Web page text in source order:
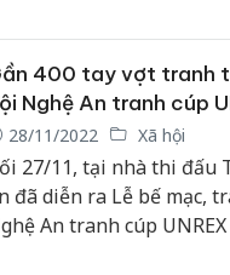
400 tay vợt tranh
Nghệ An tranh cúp
28/11/2022 Xã hội
27/11, tại nhà thi đấu
đã diễn ra Lễ bế mạc,
An tranh cúp